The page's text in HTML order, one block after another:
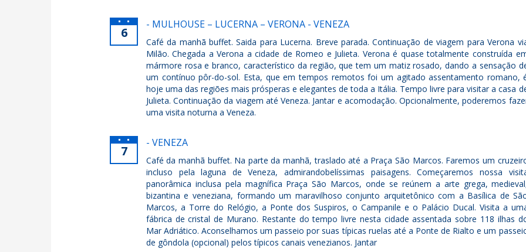
6
- MULHOUSE – LUCERNA – VERONA - VENEZA
Café da manhã buffet. Saida para Lucerna. Breve parada. Continuação de viagem para Verona
Milão. Chegada a Verona a cidade de Romeo e Julieta. Verona é quase totalmente construída
mármore rosa e branco, característico da região, que tem um matiz rosado, dando a sensação
um contínuo pôr-do-sol. Esta, que em tempos remotos foi um agitado assentamento romano,
hoje uma das regiões mais prósperas e elegantes de toda a Itália. Tempo livre para visitar a casa
Julieta. Continuação da viagem até Veneza. Jantar e acomodação. Opcionalmente, poderemos
uma visita noturna a Veneza.
7
- VENEZA
Café da manhã buffet. Na parte da manhã, traslado até a Praça São Marcos. Faremos um
incluso pela laguna de Veneza, admirandobelíssimas paisagens. Começaremos nossa
panorâmica inclusa pela magnífica Praça São Marcos, onde se reúnem a arte grega,
bizantina e veneziana, formando um maravilhoso conjunto arquitetônico com a Basílica de
Marcos, a Torre do Relógio, a Ponte dos Suspiros, o Campanile e o Palácio Ducal. Visita a
fábrica de cristal de Murano. Restante do tempo livre nesta cidade assentada sobre 118 ilhas
Mar Adriático. Aconselhamos um passeio por suas típicas ruelas até a Ponte de Rialto e um
de gôndola (opcional) pelos típicos canais venezianos. Jantar